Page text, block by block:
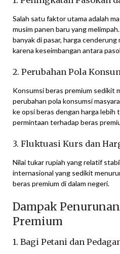
Salah satu faktor utama adalah
musim panen baru yang
banyak di pasar, harga
karena keseimbangan antara
2. Perubahan Pola
Konsumsi beras premium sedikit
perubahan pola konsumsi
ke opsi beras dengan harga lebih
permintaan terhadap beras
3. Fluktuasi Kurs dan
Nilai tukar rupiah yang relatif
internasional yang sedikit
beras premium di dalam negeri.
Dampak
Premium
1. Bagi Petani dan